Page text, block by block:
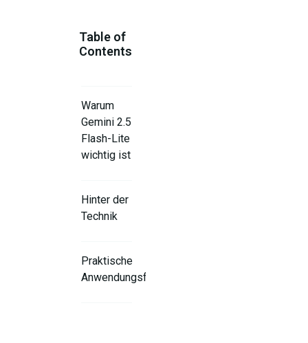
Table of
Contents
Warum
Gemini 2.5
Flash-Lite
wichtig ist
Hinter der
Technik
Praktische
Anwendungsfälle